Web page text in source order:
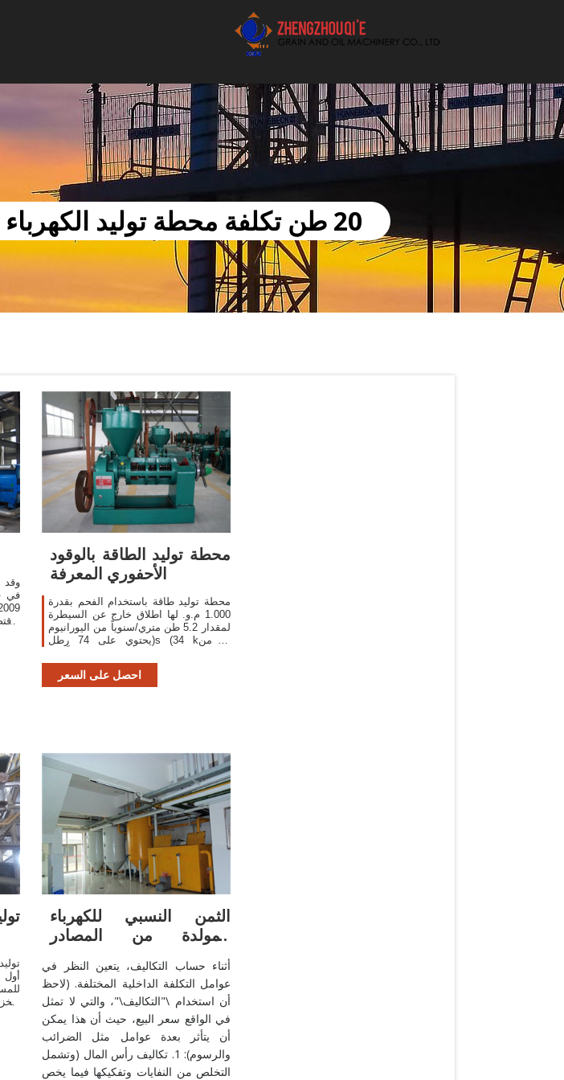
أفضل بيع آلة الزيوت النباتية الموردون
20 طن تكلفة محطة توليد الكهرباء من الكتلة الحيوية في موريتانيا
محطة توليد الطاقة بالوقود
الأحفوري المعرفة
محطة توليد طاقة باستخدام الفحم بقدرة
1.000 م.و. لها اطلاق خارج عن السيطرة
لمقدار 5.2 طن متري/سنوياً من اليورانيوم
(يحتوي على 74 رطلs (34 kغ) من
الثوريوم.
احصل على السعر
الثمن النسبي للكهرباء
المولدة من المصادر
أثناء حساب التكاليف، يتعين النظر في
عوامل التكلفة الداخلية المختلفة. (لاحظ
أن استخدام \"التكاليف\"، والتي لا تمثل
في الواقع سعر البيع، حيث أن هذا يمكن
أن يتأثر بعدة عوامل مثل الضرائب
والرسوم): 1. تكاليف رأس المال (وتشمل
التخلص من النفايات وتفكيكها فيما يخص